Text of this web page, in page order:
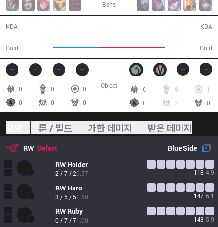
Bans
KDA
Gold Gold
KDA
0 0
0
0
0 0
0 8
1
0
2 0
Object
룬 / 빌드 가한 데미지 받은 데미지
RW Defeat BlueSide
RW Holder
2 / 7 / 20.57 118 4.9
RW Haro
3 / 5 / 51.60 147 6.1
RW Ruby
0 / 7 / 71.00 143 5.9